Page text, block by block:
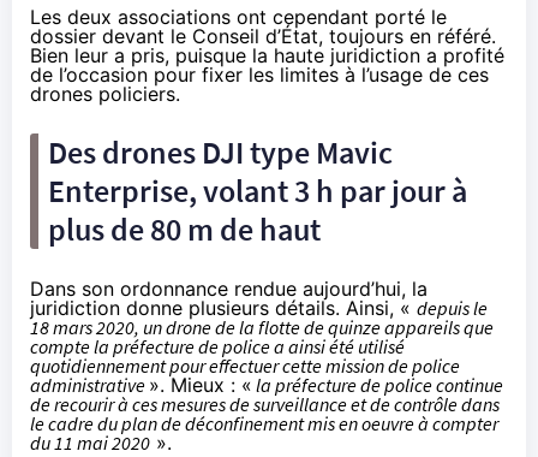
Les deux associations ont cependant porté le
dossier devant le Conseil d’État, toujours en référé.
Bien leur a pris, puisque la haute juridiction a profité
de l’occasion pour fixer les limites à l’usage de ces
drones policiers.
Des drones DJI type Mavic
Enterprise, volant 3 h par jour à
plus de 80 m de haut
Dans son ordonnance rendue aujourd’hui, la
juridiction donne plusieurs détails. Ainsi, « depuis le
18 mars 2020, un drone de la flotte de quinze appareils que
compte la préfecture de police a ainsi été utilisé
quotidiennement pour effectuer cette mission de police
administrative ». Mieux : « la préfecture de police continue
de recourir à ces mesures de surveillance et de contrôle dans
le cadre du plan de déconfinement mis en oeuvre à compter
du 11 mai 2020 ».